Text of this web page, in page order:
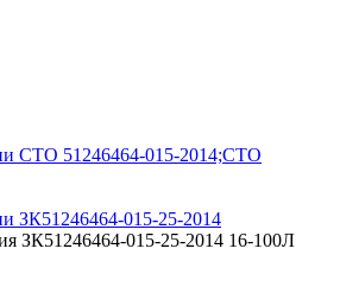
СТО 51246464-015-2014;СТО
ЗК51246464-015-25-2014
ЗК51246464-015-25-2014 16-100Л